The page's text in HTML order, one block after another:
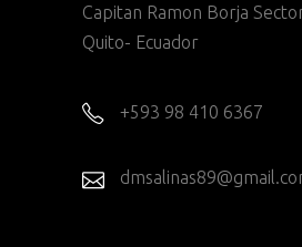
Capitan Ramon Borja
Quito- Ecuador
+593 98 410 6367